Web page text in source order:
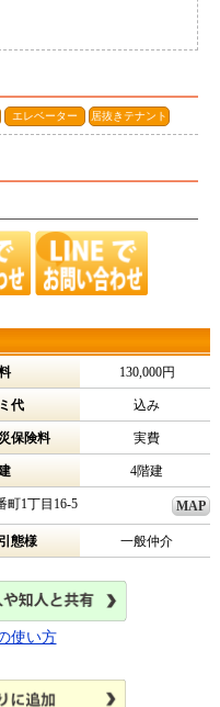
エレベーター 居抜きテナント
130,000円
代 込み
保険料 実費
4階建
町1丁目16-5 MAP
態様 一般仲介
使い方